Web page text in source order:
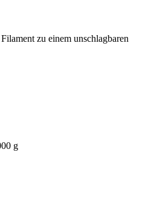
zu einem unschlagbaren
g